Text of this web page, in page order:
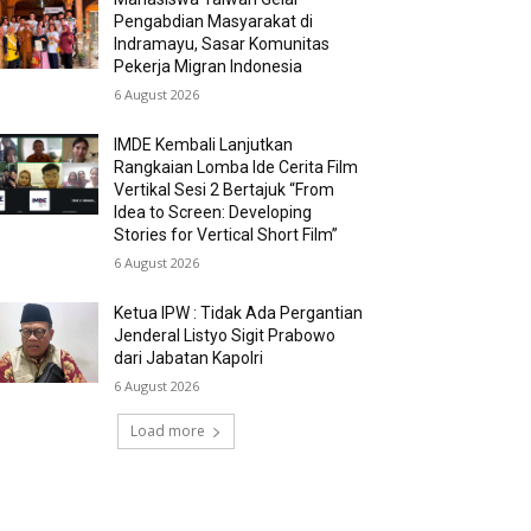
Pengabdian Masyarakat di
Indramayu, Sasar Komunitas
Pekerja Migran Indonesia
6 August 2026
IMDE Kembali Lanjutkan
Rangkaian Lomba Ide Cerita Film
Vertikal Sesi 2 Bertajuk “From
Idea to Screen: Developing
Stories for Vertical Short Film”
6 August 2026
Ketua IPW : Tidak Ada Pergantian
Jenderal Listyo Sigit Prabowo
dari Jabatan Kapolri
6 August 2026
Load more